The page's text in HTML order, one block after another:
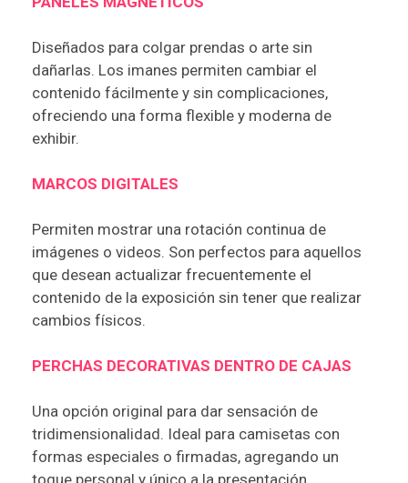
Diseñados para colgar prendas o arte sin
dañarlas. Los imanes permiten cambiar el
contenido fácilmente y sin complicaciones,
ofreciendo una forma flexible y moderna de
exhibir.
MARCOS DIGITALES
Permiten mostrar una rotación continua de
imágenes o videos. Son perfectos para aquellos
que desean actualizar frecuentemente el
contenido de la exposición sin tener que realizar
cambios físicos.
PERCHAS DECORATIVAS DENTRO DE CAJAS
Una opción original para dar sensación de
tridimensionalidad. Ideal para camisetas con
formas especiales o firmadas, agregando un
toque personal y único a la presentación.